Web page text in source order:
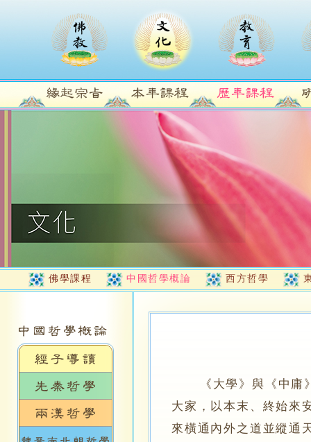
佛學課程 中國哲學概論 西方哲學
《大學》與《中
大家，以本末、終始來
來橫通內外之道並縱通